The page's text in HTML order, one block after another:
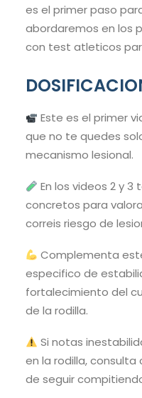
es el primer paso
abordaremos en los
con test atleticos
Este es el primer
que no te quedes
mecanismo lesional.
En los videos 2 y
concretos para
correis riesgo de
Complementa
especifico de
fortalecimiento del
de la rodilla.
Si notas
en la rodilla,
de seguir